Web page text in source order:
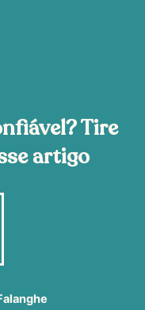
Tire
artigo